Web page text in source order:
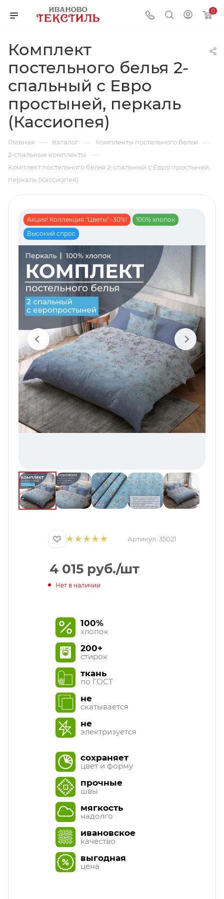
0
Комплект
постельного белья 2-
спальный с Евро
простыней, перкаль
(Кассиопея)
Главная — Каталог — Комплекты постельного белья —
2-спальные комплекты —
Комплект постельного белья 2-спальный с Евро простыней,
перкаль (Кассиопея)
Акция! Коллекция "Цветы" -30%!
100% хлопок
Высокий спрос
Артикул: 35021
4 015руб./шт
Нет в наличии
100%
хлопок
200+
стирок
ткань
по ГОСТ
не
скатывается
не
электризуется
сохраняет
цвет и форму
прочные
швы
мягкость
надолго
ивановское
качество
выгодная
цена